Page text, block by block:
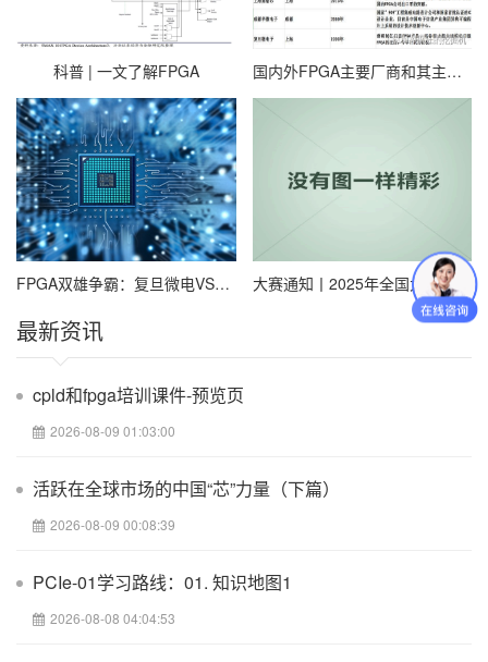
展望后市，短期来看，随着下游传统市场升级迭代加速及第二季度
显现的复苏势头，安路科技销售收入有望持续回暖。中长期来看，
机器人、边缘计算、智能电网、AI服务器等新兴市场的快速发展，
以及国内本土化安全供应链建设的迫切需求，将为公司带来广阔成
有业内人士认为，伴随行业去库存周期步入尾声、公司新产品陆续
量产以及技术演进带来的市场机遇，安路科技作为国内稀缺的通用
FPGA龙头企业，依托技术积累与市场布局，在电力新能源、智算中
心、汽车电子等新兴领域持续突破，有望迎来新一轮高速成长。
科普 | 一文了解FPGA 国内外FPGA主要厂商和其主要芯片代表汇总
FPGA双雄争霸：复旦微电VS紫光国微，技术路线谁更硬核？ 大赛通知丨2025年全国大学生嵌入式芯片与系统设计竞赛FPGA创新设计赛道报名通知
最新资讯
cpld和fpga培训课件-预览页
2026-08-09 01:03:00
活跃在全球市场的中国“芯”力量（下篇）
2026-08-09 00:08:39
PCIe-01学习路线：01. 知识地图1
2026-08-08 04:04:53